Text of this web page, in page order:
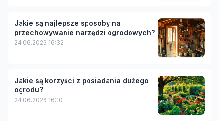
Jakie są najlepsze sposoby na
przechowywanie narzędzi ogrodowych?
24.06.2026 16:32
Jakie są korzyści z posiadania dużego
ogrodu?
24.06.2026 16:10